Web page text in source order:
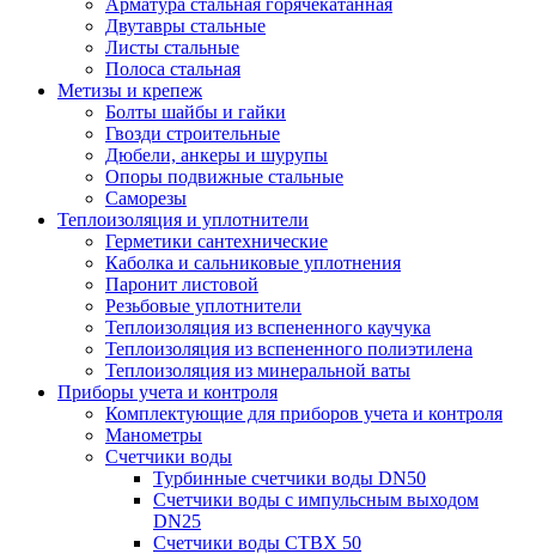
Арматура стальная горячекатанная
Двутавры стальные
Листы стальные
Полоса стальная
Метизы и крепеж
Болты шайбы и гайки
Гвозди строительные
Дюбели, анкеры и шурупы
Опоры подвижные стальные
Саморезы
Теплоизоляция и уплотнители
Герметики сантехнические
Каболка и сальниковые уплотнения
Паронит листовой
Резьбовые уплотнители
Теплоизоляция из вспененного каучука
Теплоизоляция из вспененного полиэтилена
Теплоизоляция из минеральной ваты
Приборы учета и контроля
Комплектующие для приборов учета и контроля
Манометры
Счетчики воды
Турбинные счетчики воды DN50
Счетчики воды с импульсным выходом
DN25
Счетчики воды СТВХ 50